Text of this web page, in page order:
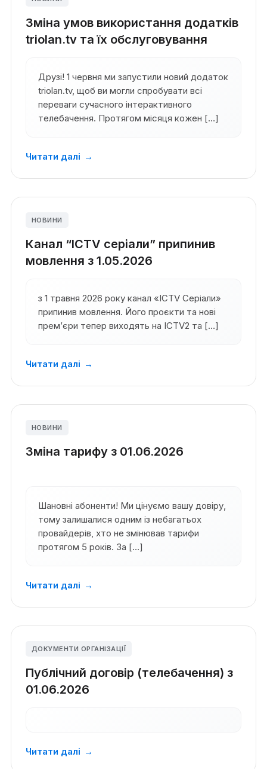
Зміна умов використання додатків
triolan.tv та їх обслуговування
Друзі! 1 червня ми запустили новий додаток
triolan.tv, щоб ви могли спробувати всі
переваги сучасного інтерактивного
телебачення. Протягом місяця кожен […]
Читати далі →
НОВИНИ
Канал “ICTV серіали” припинив
мовлення з 1.05.2026
з 1 травня 2026 року канал «ICTV Серіали»
припинив мовлення. Його проєкти та нові
прем’єри тепер виходять на ICTV2 та […]
Читати далі →
НОВИНИ
Зміна тарифу з 01.06.2026
Шановні абоненти! Ми цінуємо вашу довіру,
тому залишалися одним із небагатьох
провайдерів, хто не змінював тарифи
протягом 5 років. За […]
Читати далі →
ДОКУМЕНТИ ОРГАНІЗАЦІЇ
Публічний договір (телебачення) з
01.06.2026
Читати далі →